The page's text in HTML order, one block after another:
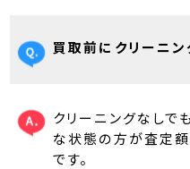
買取前にクリーニン
クリーニングなしで
な状態の方が査定
です。